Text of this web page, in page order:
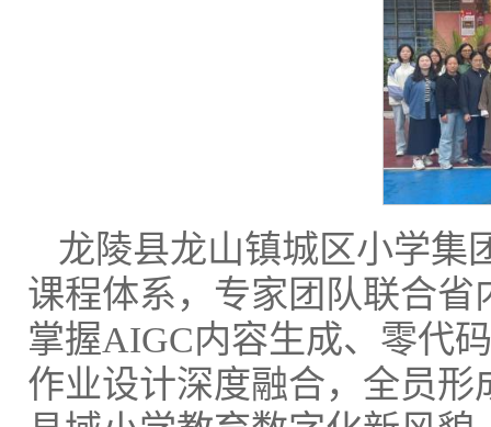
龙陵县龙山镇城区小学
课程体系，专家团队联合
掌握AIGC内容生成、零代
作业设计深度融合，全员形